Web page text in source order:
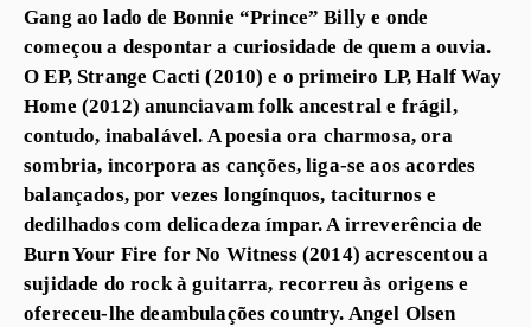
Gang ao lado de Bonnie “Prince” Billy e onde
começou a despontar a curiosidade de quem a ouvia.
O EP, Strange Cacti (2010) e o primeiro LP, Half Way
Home (2012) anunciavam folk ancestral e frágil,
contudo, inabalável. A poesia ora charmosa, ora
sombria, incorpora as canções, liga-se aos acordes
balançados, por vezes longínquos, taciturnos e
dedilhados com delicadeza ímpar. A irreverência de
Burn Your Fire for No Witness (2014) acrescentou a
sujidade do rock à guitarra, recorreu às origens e
ofereceu-lhe deambulações country. Angel Olsen